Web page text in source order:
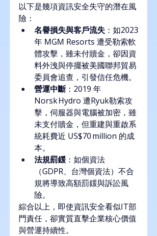
以下是幾項資訊安全失守的潛在風
險：
名譽損失與客戶流失 ：如2023
年 MGM Resorts 遭受勒索軟
體攻擊，雖未付贖金，卻因資
料外洩與停擺被美國聯邦貿易
委員會追查，引發信任危機。
營運中斷：2019 年
Norsk Hydro 遭Ryuk勒索攻
擊，伺服器與電腦被加密，雖
未支付贖金，但重建與重啟系
統耗費近 US$70 million 的成
本。
法規罰鍰 ：如個資法
（GDPR、台灣個資法）不合
規將導致高額罰鍰與訴訟風
險。
綜合以上，即使資訊安全看似IT部
門責任，卻實質直擊企業核心價值
與營運持續性。